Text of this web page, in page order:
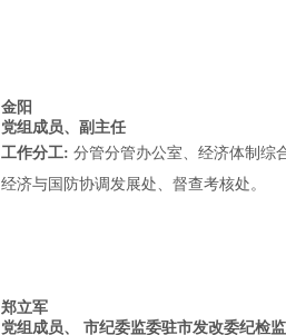
金阳
党组成员、副主任
工作分工: 分管分管办公室、经济体制综
经济与国防协调发展处、督查考核处。
郑立军
党组成员、 市纪委监委驻市发改委纪检